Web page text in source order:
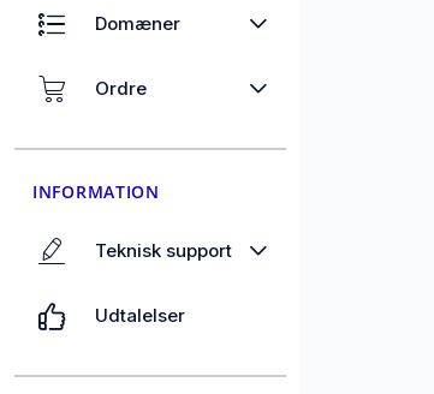
Domæner
Ordre
INFORMATION
Teknisk support
Udtalelser